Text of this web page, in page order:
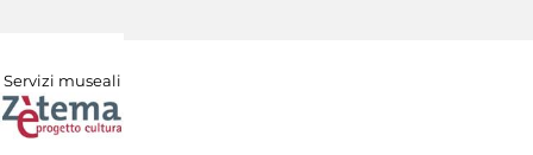
Servizi museali